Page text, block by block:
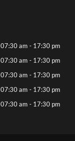
07:30 am - 17:30 pm
07:30 am - 17:30 pm
07:30 am - 17:30 pm
07:30 am - 17:30 pm
07:30 am - 17:30 pm